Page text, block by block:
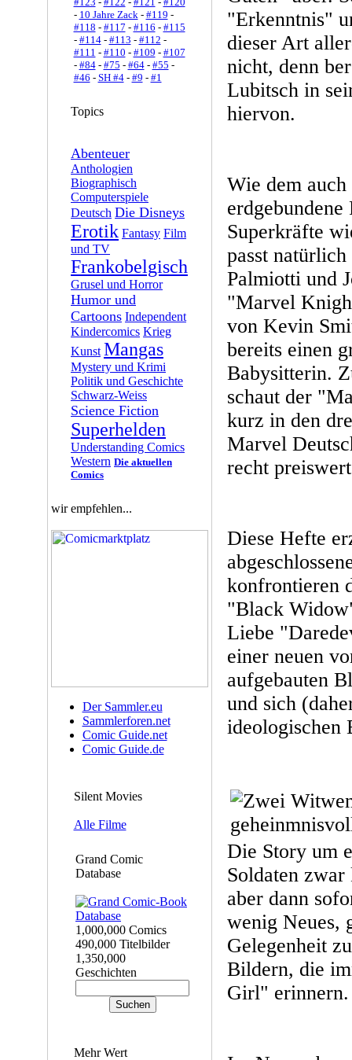
- 10 Jahre Zack- #119 -
#118 - #117 - #116 - #115
- #114- #113 - #112 -
#111 - #110 - #109 - #107
- #84- #75 - #64- #55 -
#46 - SH #4- #9 - #1
Topics
Abenteuer
Anthologien
Biographisch
Computerspiele
Deutsch Die Disneys
Erotik Fantasy Film
und TV
Frankobelgisch
Grusel und Horror
Humor und
Cartoons Independent
Kindercomics Krieg
Kunst Mangas
Mystery und Krimi
Politik und Geschichte
Schwarz-Weiss
Science Fiction
Superhelden
Understanding Comics
Western Die aktuellen
Comics
wir empfehlen...
Der Sammler.eu
Sammlerforen.net
Comic Guide.net
Comic Guide.de
Silent Movies
Alle Filme
Grand Comic
Database
1,000,000 Comics
490,000 Titelbilder
1,350,000
Geschichten
Mehr Wert
"Erkenntnis"
dieser Art
nicht, denn
Lubitsch in
hiervon.
Wie dem
Superkräfte
passt
Palmiotti und
"Marvel
von Kevin
bereits einen
Babysitterin.
schaut der
kurz in den
Marvel
recht
Diese Hefte
konfrontieren
"Black
Liebe
einer neuen
aufgebauten
und sich
ideologischen
Die Story um
Soldaten
aber dann
wenig Neues,
Gelegenheit
Bildern, die
Girl" erinnern.